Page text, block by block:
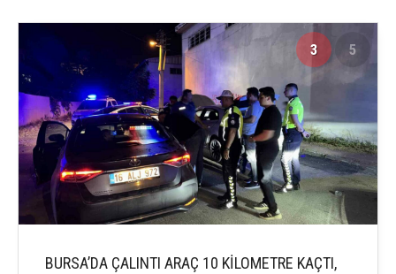
3 5
BURSA’DA ÇALINTI ARAÇ 10 KİLOMETRE KAÇTI,